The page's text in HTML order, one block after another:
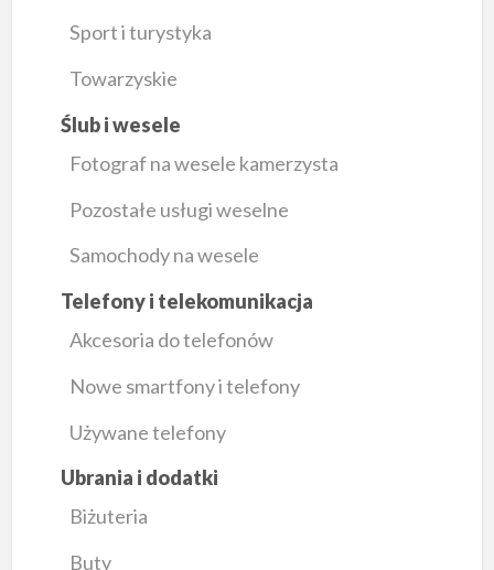
Sport i turystyka
Towarzyskie
Ślub i wesele
Fotograf na wesele kamerzysta
Pozostałe usługi weselne
Samochody na wesele
Telefony i telekomunikacja
Akcesoria do telefonów
Nowe smartfony i telefony
Używane telefony
Ubrania i dodatki
Biżuteria
Buty